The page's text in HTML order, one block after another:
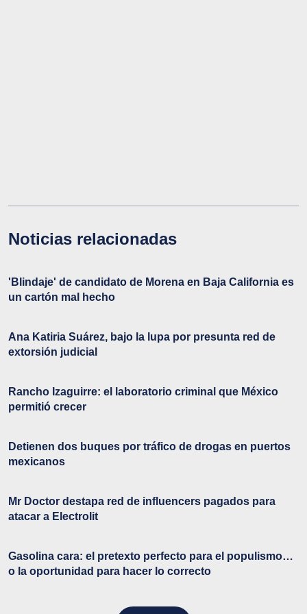
Noticias relacionadas
'Blindaje' de candidato de Morena en Baja California es
un cartón mal hecho
Ana Katiria Suárez, bajo la lupa por presunta red de
extorsión judicial
Rancho Izaguirre: el laboratorio criminal que México
permitió crecer
Detienen dos buques por tráfico de drogas en puertos
mexicanos
Mr Doctor destapa red de influencers pagados para
atacar a Electrolit
Gasolina cara: el pretexto perfecto para el populismo…
o la oportunidad para hacer lo correcto